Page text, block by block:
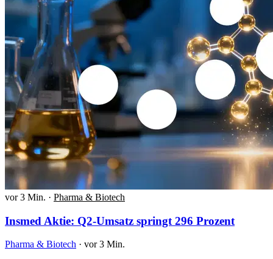
vor 3 Min. · Pharma & Biotech
Insmed Aktie: Q2-Umsatz springt 296 Prozent
Pharma & Biotech · vor 3 Min.